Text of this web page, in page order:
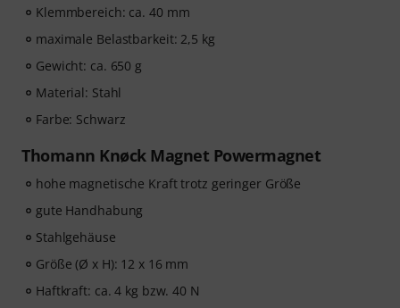
Klemmbereich: ca. 40 mm
maximale Belastbarkeit: 2,5 kg
Gewicht: ca. 650 g
Material: Stahl
Farbe: Schwarz
Thomann Knøck Magnet Powermagnet
hohe magnetische Kraft trotz geringer Größe
gute Handhabung
Stahlgehäuse
Größe (Ø x H): 12 x 16 mm
Haftkraft: ca. 4 kg bzw. 40 N